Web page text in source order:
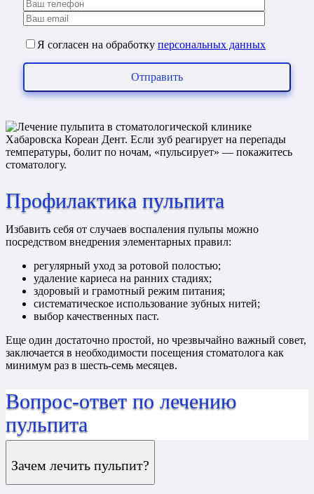
Я согласен на обработку персональных данных
Профилактика пульпита
Избавить себя от случаев воспаления пульпы можно
посредством внедрения элементарных правил:
регулярный уход за ротовой полостью;
удаление кариеса на ранних стадиях;
здоровый и грамотный режим питания;
систематическое использование зубных нитей;
выбор качественных паст.
Еще один достаточно простой, но чрезвычайно важный совет,
заключается в необходимости посещения стоматолога как
минимум раз в шесть-семь месяцев.
Вопрос-ответ по лечению
пульпита
Зачем лечить пульпит?